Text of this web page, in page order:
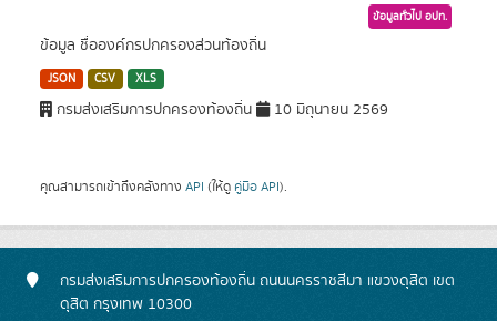
ข้อมูลทั่วไป อปท.
ข้อมูล ชื่อองค์กรปกครองส่วนท้องถิ่น
JSON CSV XLS
กรมส่งเสริมการปกครองท้องถิ่น 10 มิถุนายน 2569
คุณสามารถเข้าถึงคลังทาง API (ให้ดู คู่มือ API).
กรมส่งเสริมการปกครองท้องถิ่น ถนนนครราชสีมา แขวงดุสิต เขต
ดุสิต กรุงเทพ 10300